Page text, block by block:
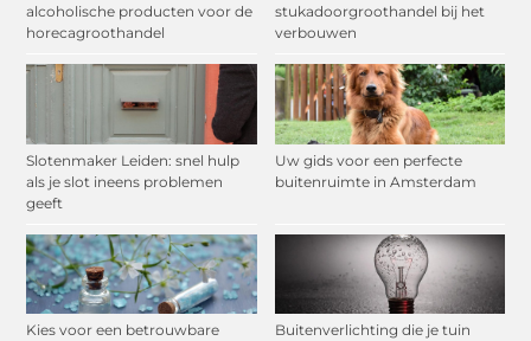
alcoholische producten voor de
horecagroothandel
stukadoorgroothandel bij het
verbouwen
Slotenmaker Leiden: snel hulp
als je slot ineens problemen
geeft
Uw gids voor een perfecte
buitenruimte in Amsterdam
Kies voor een betrouwbare
Buitenverlichting die je tuin